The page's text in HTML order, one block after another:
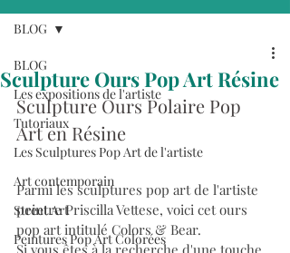
BLOG
Les expositions de l'artiste
Tutoriaux
Les Sculptures Pop Art de l'artiste
Art contemporain
Street Art
Peintures Pop Art Colorées
BLOG
Sculpture Ours Pop Art Résine
Sculpture Ours Polaire Pop
Art en Résine
Parmi les sculptures pop art de l'artiste
peintre Priscilla Vettese, voici cet ours
pop art intitulé Colors & Bear.
Si vous êtes à la recherche d'une touche